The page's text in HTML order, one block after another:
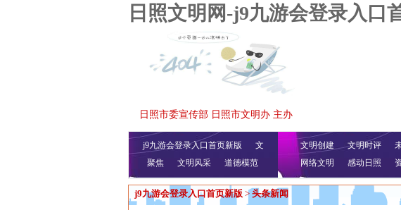
日照文明网-j9九游会登录入口
日照市委宣传部 日照市文明办 主办
j9九游会登录入口首页新版
文
明播报
公益视频
聚焦 文明风采 道德模范
文明创建 文明时评
网络文明
感动日照
j9九游会登录入口首页新版 > 头条新闻